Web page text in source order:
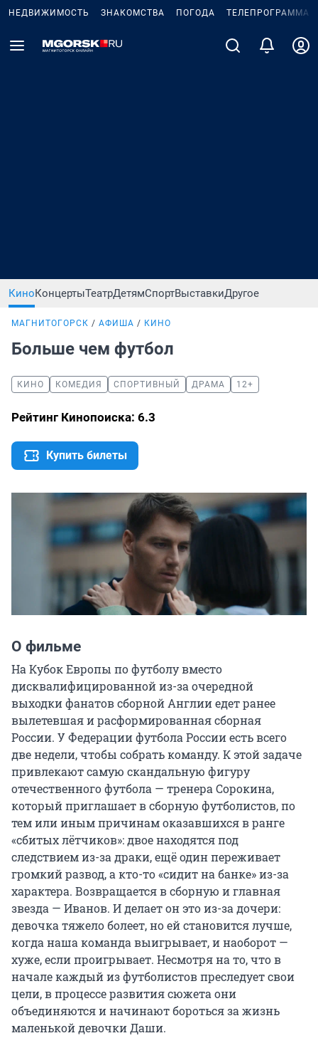
НЕДВИЖИМОСТЬ ЗНАКОМСТВА ПОГОДА ТЕЛЕПРОГРАММА
КиноКонцертыТеатрДетямСпортВыставкиДругое
МАГНИТОГОРСК АФИША КИНО
Больше чем футбол
КИНО КОМЕДИЯ СПОРТИВНЫЙ ДРАМА 12+
Рейтинг Кинопоиска: 6.3
Купить билеты
О фильме
На Кубок Европы по футболу вместо
дисквалифицированной из-за очередной
выходки фанатов сборной Англии едет ранее
вылетевшая и расформированная сборная
России. У Федерации футбола России есть всего
две недели, чтобы собрать команду. К этой задаче
привлекают самую скандальную фигуру
отечественного футбола — тренера Сорокина,
который приглашает в сборную футболистов, по
тем или иным причинам оказавшихся в ранге
«сбитых лётчиков»: двое находятся под
следствием из-за драки, ещё один переживает
громкий развод, а кто-то «сидит на банке» из-за
характера. Возвращается в сборную и главная
звезда — Иванов. И делает он это из-за дочери:
девочка тяжело болеет, но ей становится лучше,
когда наша команда выигрывает, и наоборот —
хуже, если проигрывает. Несмотря на то, что в
начале каждый из футболистов преследует свои
цели, в процессе развития сюжета они
объединяются и начинают бороться за жизнь
маленькой девочки Даши.